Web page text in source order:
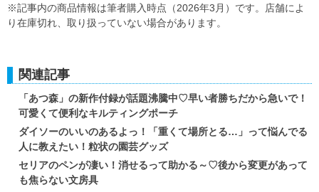
※記事内の商品情報は筆者購入時点（2026年3月）です。店舗によ
り在庫切れ、取り扱っていない場合があります。
関連記事
「あつ森」の新作付録が話題沸騰中♡早い者勝ちだから急いで！
可愛くて便利なキルティングポーチ
ダイソーのいいのあるよっ！「重くて場所とる…」って悩んでる
人に教えたい！粒状の園芸グッズ
セリアのペンが凄い！消せるって助かる～♡後から変更があって
も焦らない文房具